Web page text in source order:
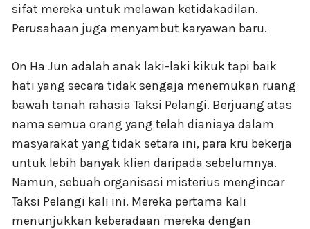
sifat mereka untuk melawan ketidakadilan.
Perusahaan juga menyambut karyawan baru.
On Ha Jun adalah anak laki-laki kikuk tapi baik
hati yang secara tidak sengaja menemukan ruang
bawah tanah rahasia Taksi Pelangi. Berjuang atas
nama semua orang yang telah dianiaya dalam
masyarakat yang tidak setara ini, para kru bekerja
untuk lebih banyak klien daripada sebelumnya.
Namun, sebuah organisasi misterius mengincar
Taksi Pelangi kali ini. Mereka pertama kali
menunjukkan keberadaan mereka dengan